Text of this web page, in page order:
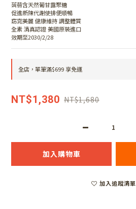
蒟蒻含天然葡甘露聚糖
促進新陳代謝使排便順暢
窈窕美麗 健康維持 調整體質
全素 清真認證 美國原裝進口
效期至2030/2/28
全店，單筆滿$699 享免運
NT$1,380 NT$1,680
加入購物車
加入追蹤清單